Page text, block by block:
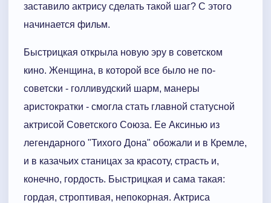
заставило актрису сделать такой шаг? С этого
начинается фильм.
Быстрицкая открыла новую эру в советском
кино. Женщина, в которой все было не по-
советски - голливудский шарм, манеры
аристократки - смогла стать главной статусной
актрисой Советского Союза. Ее Аксинью из
легендарного "Тихого Дона" обожали и в Кремле,
и в казачьих станицах за красоту, страсть и,
конечно, гордость. Быстрицкая и сама такая:
гордая, строптивая, непокорная. Актриса